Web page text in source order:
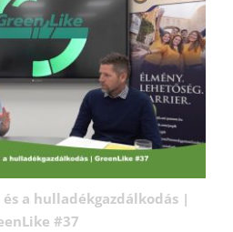
és a hulladékgazdálkodás |
#37